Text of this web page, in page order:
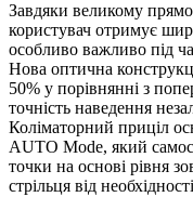
Завдяки великому
користувач отримує
особливо важливо під
Нова оптична
50% у порівнянні з
точність наведення
Коліматорний приціл
AUTO Mode, який
точки на основі рівня
стрільця від